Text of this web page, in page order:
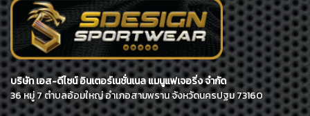
บริษัท เอส-ดีไซน์ อินเตอร์เนชั่นเนล แมนูแฟเจอริ่ง จำกัด
36 หมู่ 7 ตำบลอ้อมใหญ่ อำเภอสามพราน จังหวัดนครปฐม 73160